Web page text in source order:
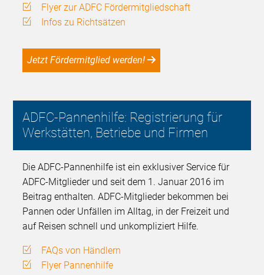
Flyer zur ADFC Fördermitgliedschaft
Infos zu Richtsätzen
Jetzt Fördermitglied werden!
ADFC-Pannenhilfe: Registrierung für
Werkstätten, Betriebe und Firmen
Die ADFC-Pannenhilfe ist ein exklusiver Service für
ADFC-Mitglieder und seit dem 1. Januar 2016 im
Beitrag enthalten. ADFC-Mitglieder bekommen bei
Pannen oder Unfällen im Alltag, in der Freizeit und
auf Reisen schnell und unkompliziert Hilfe.
FAQs von Händlern
Flyer Pannenhilfe